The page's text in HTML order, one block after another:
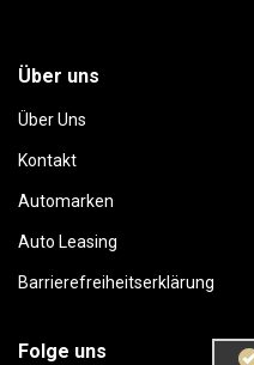
Über uns
Über Uns
Kontakt
Automarken
Auto Leasing
Barrierefreiheitserklärung
Folge uns